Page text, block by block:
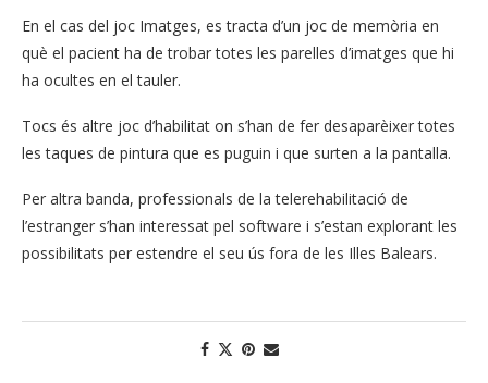
En el cas del joc Imatges, es tracta d’un joc de memòria en
què el pacient ha de trobar totes les parelles d’imatges que hi
ha ocultes en el tauler.
Tocs és altre joc d’habilitat on s’han de fer desaparèixer totes
les taques de pintura que es puguin i que surten a la pantalla.
Per altra banda, professionals de la telerehabilitació de
l’estranger s’han interessat pel software i s’estan explorant les
possibilitats per estendre el seu ús fora de les Illes Balears.